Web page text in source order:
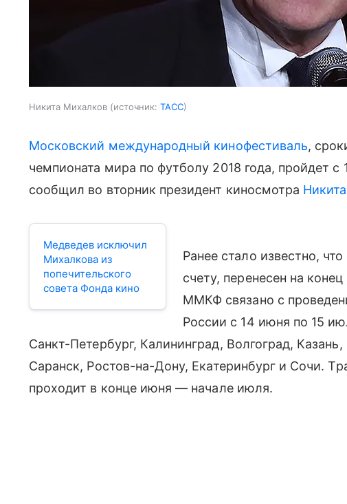
Никита Михалков источник: ТАСС
Московский международный кинофестиваль,
чемпионата мира по футболу 2018 года, пройдет
сообщил во вторник президент киносмотра
Медведев исключил
Михалкова из
попечительского
совета Фонда кино
Ранее стало известно,
счету, перенесен на
ММКФ связано с
России с 14 июня по 15
Санкт-Петербург, Калининград, Волгоград,
Саранск, Ростов-на-Дону, Екатеринбург и Сочи.
проходит в конце июня — начале июля.